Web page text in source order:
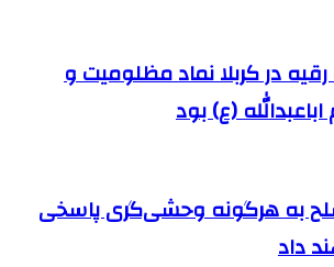
در کربلا نماد مظلومیت و
(ع) بود
به هرگونه وحشی‌گری پاسخی
داد